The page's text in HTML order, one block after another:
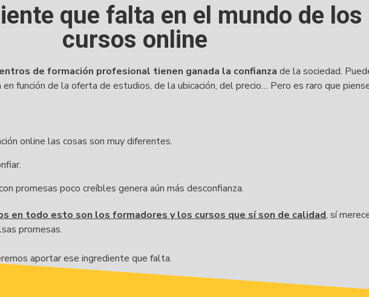
que falta en el mundo de los
cursos online
de formación profesional tienen ganada la confianza de la sociedad.
función de la oferta de estudios, de la ubicación, del precio… Pero es raro que
online las cosas son muy diferentes.
promesas poco creíbles genera aún más desconfianza.
en todo esto son los formadores y los cursos que sí son de calidad, sí
promesas.
aportar ese ingrediente que falta.